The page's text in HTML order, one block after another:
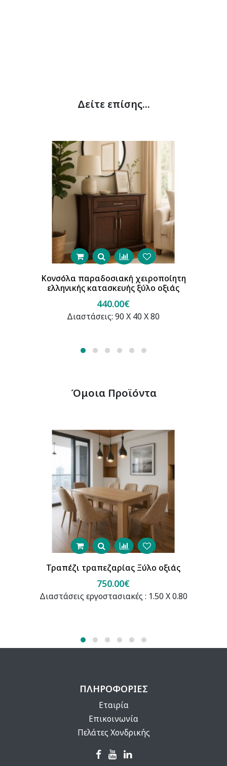
Δείτε επίσης...
Κονσόλα παραδοσιακή χειροποίητη
ελληνικής κατασκευής ξύλο οξιάς
440.00€
Διαστάσεις: 90 Χ 40 Χ 80
Όμοια Προϊόντα
Τραπέζι τραπεζαρίας Ξύλο οξιάς
750.00€
Διαστάσεις εργοστασιακές : 1.50 Χ 0.80
ΠΛΗΡΟΦΟΡΙΕΣ
Εταιρία
Επικοινωνία
Πελάτες Χονδρικής